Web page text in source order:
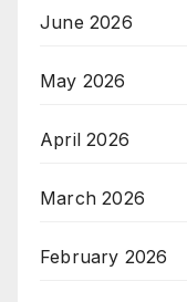
June 2026
May 2026
April 2026
March 2026
February 2026